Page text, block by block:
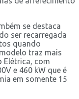
se destaca
ser recarregada
quando
traz mais
Elétrica, com
e 460 kW que é
em somente 15